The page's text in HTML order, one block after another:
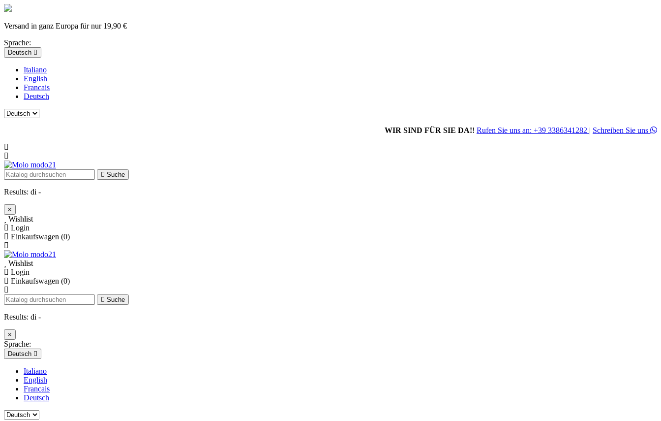
Versand in ganz Europa für nur 19,90 €
Sprache:
Deutsch
Italiano
English
Francais
Deutsch
WIR SIND FÜR SIE DA!! Rufen Sie uns an: +39 3386341282 | Schreiben Sie uns
Suche
Results: di -
×
Wishlist
Login
Einkaufswagen (0)
Wishlist
Login
Einkaufswagen (0)
Suche
Results: di -
×
Sprache:
Deutsch
Italiano
English
Francais
Deutsch